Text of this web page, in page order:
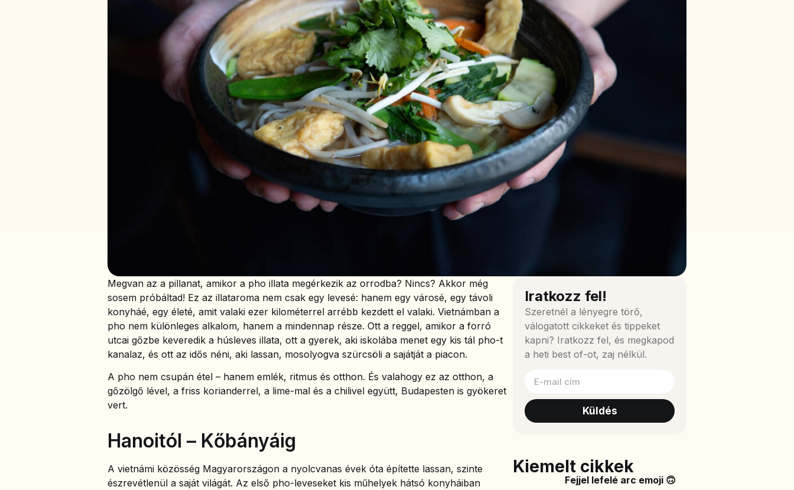
Megvan az a pillanat, amikor a pho illata megérkezik az orrodba? Nincs? Akkor még
sosem próbáltad! Ez az illataroma nem csak egy levesé: hanem egy városé, egy távoli
konyháé, egy életé, amit valaki ezer kilométerrel arrébb kezdett el valaki. Vietnámban a
pho nem különleges alkalom, hanem a mindennap része. Ott a reggel, amikor a forró
utcai gőzbe keveredik a húsleves illata, ott a gyerek, aki iskolába menet egy kis tál pho-t
kanalaz, és ott az idős néni, aki lassan, mosolyogva szürcsöli a sajátját a piacon.
A pho nem csupán étel – hanem emlék, ritmus és otthon. És valahogy ez az otthon, a
gőzölgő lével, a friss korianderrel, a lime-mal és a chilivel együtt, Budapesten is gyökeret
vert.
Hanoitól – Kőbányáig
A vietnámi közösség Magyarországon a nyolcvanas évek óta építette lassan, szinte
észrevétlenül a saját világát. Az első pho-leveseket kis műhelyek hátsó konyháiban
Iratkozz fel!
Szeretnél a lényegre törő,
válogatott cikkeket és tippeket
kapni? Iratkozz fel, és megkapod
a heti best of-ot, zaj nélkül.
Küldés
Kiemelt cikkek
Fejjel lefelé arc emoji 🙃